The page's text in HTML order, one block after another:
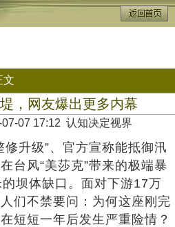
文
，网友爆出更多内幕
07-07 17:12 认知决定视界
升级”、官方宣称能抵御汛
台风“美莎克”带来的极端暴
坝体缺口。面对下游17万
们不禁要问：为何这座刚完
短短一年后发生严重险情？